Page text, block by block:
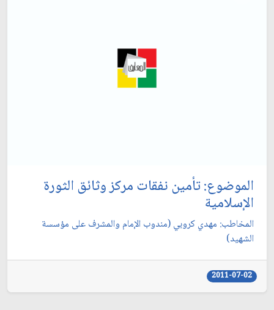
الموضوع: تأمين نفقات مركز وثائق الثورة
الإسلامية
المخاطب: مهدي كروبي (مندوب الإمام والمشرف على مؤسسة
الشهيد)
2011-07-02